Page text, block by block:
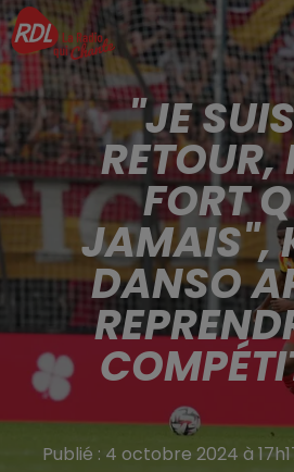
"JE
RETOUR,
FORT
JAMAIS",
DANSO
Publié : 4 octobre 2024 à